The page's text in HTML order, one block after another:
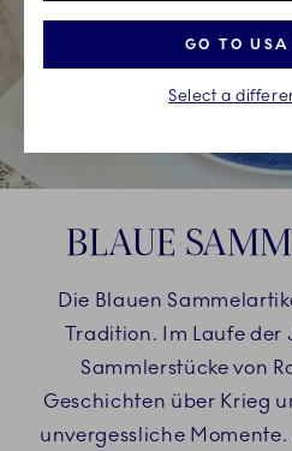
BLAUE
Die Blauen
Tradition. Im Laufe der
Sammlerstücke von
Geschichten über Krieg
unvergessliche
GO TO USA
Select a